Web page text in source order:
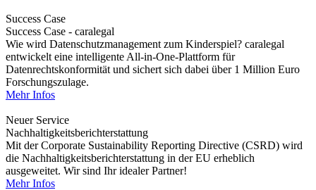
Success Case
Success Case - caralegal
Wie wird Datenschutzmanagement zum Kinderspiel? caralegal
entwickelt eine intelligente All-in-One-Plattform für
Datenrechtskonformität und sichert sich dabei über 1 Million Euro
Forschungszulage.
Mehr Infos
Neuer Service
Nachhaltigkeitsberichterstattung
Mit der Corporate Sustainability Reporting Directive (CSRD) wird
die Nachhaltigkeitsberichterstattung in der EU erheblich
ausgeweitet. Wir sind Ihr idealer Partner!
Mehr Infos